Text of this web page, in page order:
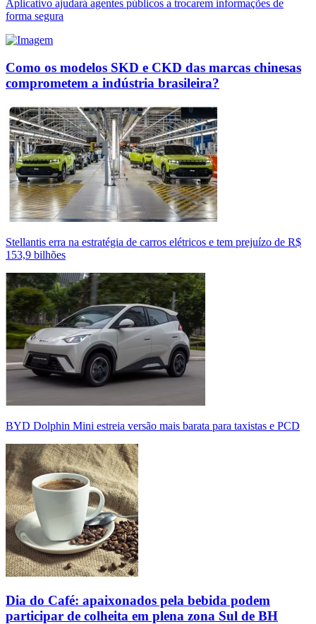
Aplicativo ajudará agentes públicos a trocarem informações de
forma segura
Como os modelos SKD e CKD das marcas chinesas
comprometem a indústria brasileira?
Stellantis erra na estratégia de carros elétricos e tem prejuízo de R$
153,9 bilhões
BYD Dolphin Mini estreia versão mais barata para taxistas e PCD
Dia do Café: apaixonados pela bebida podem
participar de colheita em plena zona Sul de BH